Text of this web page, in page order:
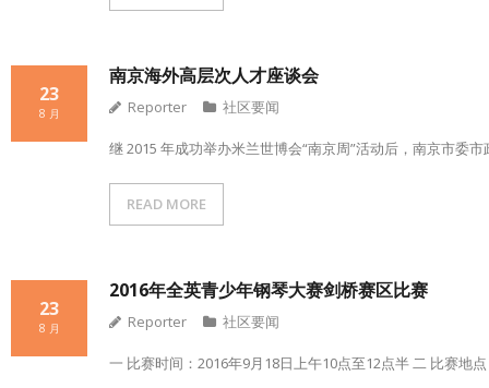
南京海外高层次人才座谈会
23
8 月 Reporter 社区要闻
继 2015 年成功举办米兰世博会“南京周”活动后，南京市委
READ MORE
2016年全英青少年钢琴大赛剑桥赛区比赛
23
8 月 Reporter 社区要闻
一 比赛时间：2016年9月18日上午10点至12点半 二 比赛地